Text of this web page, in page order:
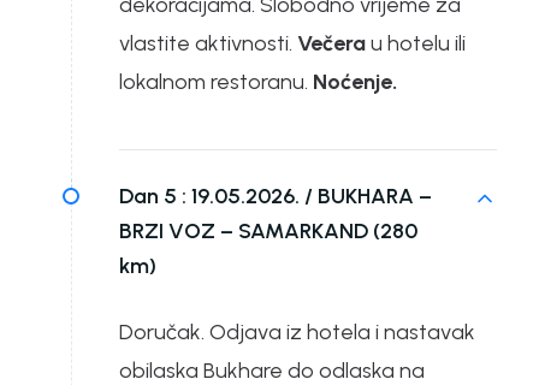
vlastite aktivnosti. Večerau hotelu ili
lokalnom restoranu. Noćenje.
Dan 5 : 19.05.2026. / BUKHARA –
BRZI VOZ – SAMARKAND (280
km)
Doručak. Odjava iz hotela i nastavak
obilaska Bukhare do odlaska na